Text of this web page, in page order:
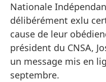
Nationale
délibérément exlu
cause de leur
président du CNSA,
un message mis en
septembre.